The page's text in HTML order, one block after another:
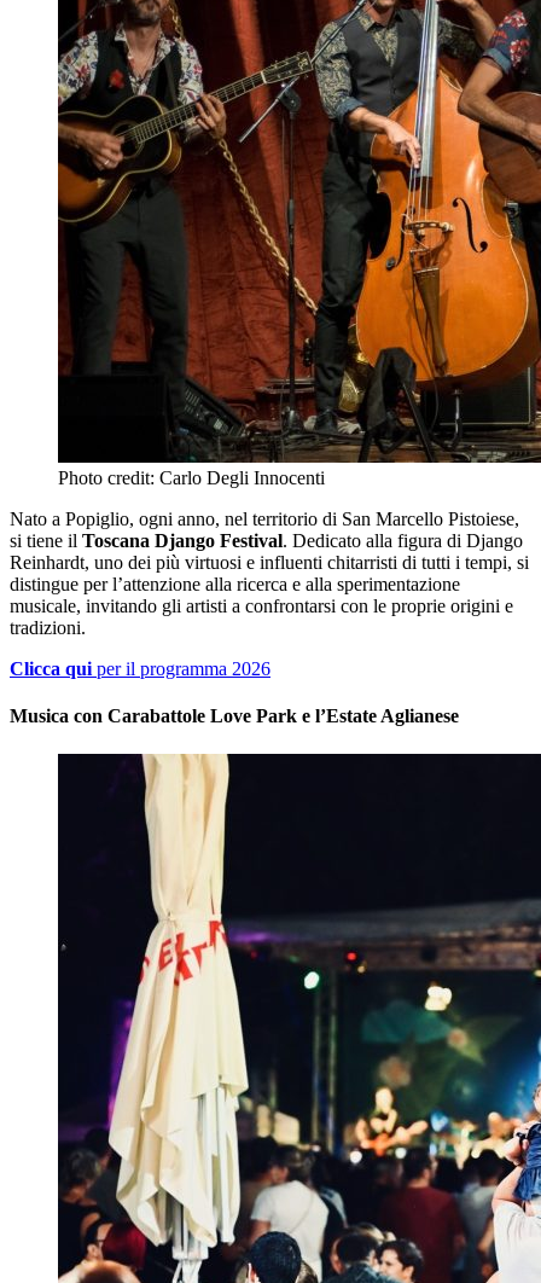
Photo credit: Carlo Degli Innocenti
Nato a Popiglio, ogni anno, nel territorio di San Marcello Pistoiese,
si tiene il Toscana Django Festival. Dedicato alla figura di Django
Reinhardt, uno dei più virtuosi e influenti chitarristi di tutti i tempi, si
distingue per l’attenzione alla ricerca e alla sperimentazione
musicale, invitando gli artisti a confrontarsi con le proprie origini e
tradizioni.
Clicca qui per il programma 2026
Musica con Carabattole Love Park e l’Estate Aglianese